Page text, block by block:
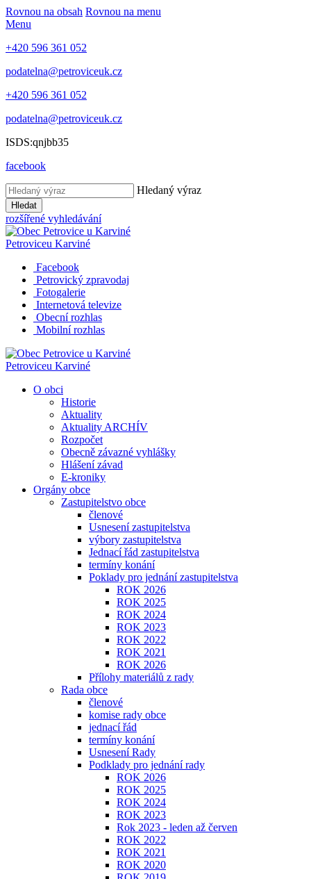
Rovnou na obsah Rovnou na menu
Menu
+420 596 361 052
podatelna@petroviceuk.cz
+420 596 361 052
podatelna@petroviceuk.cz
ISDS:qnjbb35
facebook
Hledaný výraz
Hledat
rozšířené vyhledávání
Petroviceu Karviné
Facebook
Petrovický zpravodaj
Fotogalerie
Internetová televize
Obecní rozhlas
Mobilní rozhlas
Petroviceu Karviné
O obci
Historie
Aktuality
Aktuality ARCHÍV
Rozpočet
Obecně závazné vyhlášky
Hlášení závad
E-kroniky
Orgány obce
Zastupitelstvo obce
členové
Usnesení zastupitelstva
výbory zastupitelstva
Jednací řád zastupitelstva
termíny konání
Poklady pro jednání zastupitelstva
ROK 2026
ROK 2025
ROK 2024
ROK 2023
ROK 2022
ROK 2021
ROK 2026
Přílohy materiálů z rady
Rada obce
členové
komise rady obce
jednací řád
termíny konání
Usnesení Rady
Podklady pro jednání rady
ROK 2026
ROK 2025
ROK 2024
ROK 2023
Rok 2023 - leden až červen
ROK 2022
ROK 2021
ROK 2020